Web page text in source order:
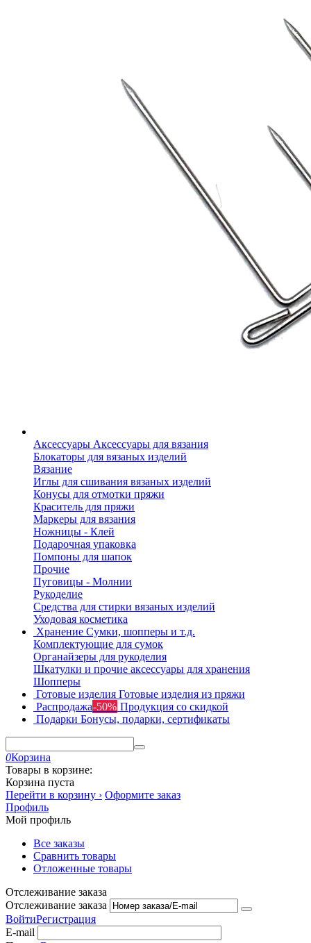
Аксессуары Аксессуары для вязания
Блокаторы для вязаных изделий
Вязание
Иглы для сшивания вязаных изделий
Конусы для отмотки пряжи
Краситель для пряжи
Маркеры для вязания
Ножницы - Клей
Подарочная упаковка
Помпоны для шапок
Прочие
Пуговицы - Молнии
Рукоделие
Средства для стирки вязаных изделий
Уходовая косметика
Хранение Сумки, шопперы и т.д.
Комплектующие для сумок
Органайзеры для рукоделия
Шкатулки и прочие аксессуары для хранения
Шопперы
Готовые изделия Готовые изделия из пряжи
Распродажа-50% Продукция со скидкой
Подарки Бонусы, подарки, сертификаты
0Корзина
Товары в корзине:
Корзина пуста
Перейти в корзину › Оформите заказ
Профиль
Мой профиль
Все заказы
Сравнить товары
Отложенные товары
Отслеживание заказа
Отслеживание заказа
ВойтиРегистрация
E-mail